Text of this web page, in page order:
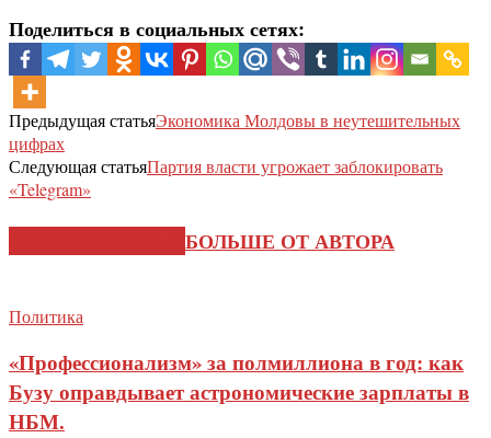
Поделиться в социальных сетях:
Предыдущая статьяЭкономика Молдовы в неутешительных
цифрах
Следующая статьяПартия власти угрожает заблокировать
«Telegram»
БОЛЬШЕ ОТ АВТОРА
Политика
«Профессионализм» за полмиллиона в год: как
Бузу оправдывает астрономические зарплаты в
НБМ.